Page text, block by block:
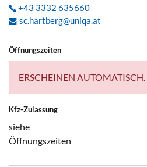
+43 3332 635660
sc.hartberg@uniqa.at
Öffnungszeiten
ERSCHEINEN AUTOMATISCH.
Kfz-Zulassung
siehe
Öffnungszeiten